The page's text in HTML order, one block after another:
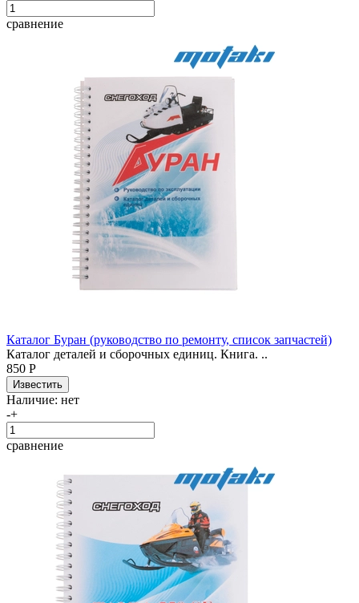
сравнение
Каталог Буран (руководство по ремонту, список запчастей)
Каталог деталей и сборочных единиц. Книга. ..
850 Р
Наличие: нет
-+
сравнение